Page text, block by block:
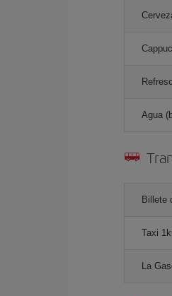
Agua
Billete
Taxi
La